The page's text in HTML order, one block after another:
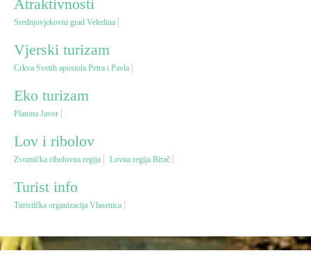
Avantura
Eko turizam
Kulturni turizam
Gastronomija
Atraktivnosti
Srednjovjekovni grad Veledina
Vjerski turizam
Crkva Svetih apostola Petra i Pavla
Eko turizam
Planina Javor
Lov i ribolov
Zvornička ribolovna regija Lovna regija Birač
Turist info
Turistička organizacija Vlasenica